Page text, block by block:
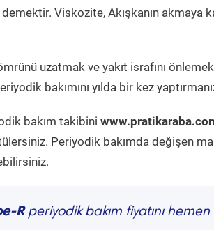
Viskozite, Akışkanın akmaya
uzatmak ve yakıt israfını
bakımını yılda bir kez
bakım takibini
Periyodik bakımda değişen
Rperiyodik bakım fiyatını